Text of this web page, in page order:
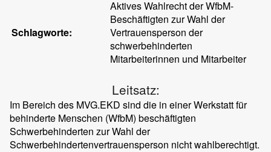
Schlagworte:
Aktives Wahlrecht der WfbM-
Beschäftigten zur Wahl der
Vertrauensperson der
schwerbehinderten
Mitarbeiterinnen und Mitarbeiter
Leitsatz:
Im Bereich des MVG.EKD sind die in einer Werkstatt für
behinderte Menschen (WfbM) beschäftigten
Schwerbehinderten zur Wahl der
Schwerbehindertenvertrauensperson nicht wahlberechtigt.